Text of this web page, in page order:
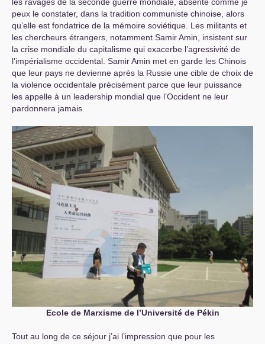
peux le constater, dans la tradition communiste chinoise, alors
qu’elle est fondatrice de la mémoire soviétique. Les militants et
les chercheurs étrangers, notamment Samir Amin, insistent sur
la crise mondiale du capitalisme qui exacerbe l’agressivité de
l’impérialisme occidental. Samir Amin met en garde les Chinois
que leur pays ne devienne après la Russie une cible de choix de
la violence occidentale précisément parce que leur puissance
les appelle à un leadership mondial que l’Occident ne leur
pardonnera jamais.
Ecole de Marxisme de l’Université de Pékin
Tout au long de ce séjour j’ai l’impression que pour les